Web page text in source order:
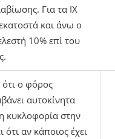
Για τα ΙΧ
και άνω ο
10% επί του
ο φόρος
αυτοκίνητα
κυκλοφορία στην
αν κάποιος έχει